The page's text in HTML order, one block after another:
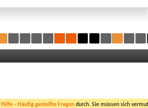
Hilfe - Häufig gestellte Fragen durch. Sie müssen sich